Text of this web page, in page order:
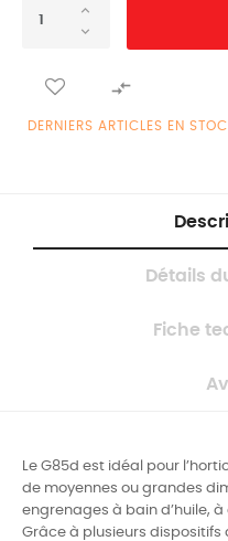

DERNIERS ARTICLES EN
Détails
Fiche
Le G85d est idéal pour
de moyennes ou grandes
engrenages à bain d’huile, à
Grâce à plusieurs